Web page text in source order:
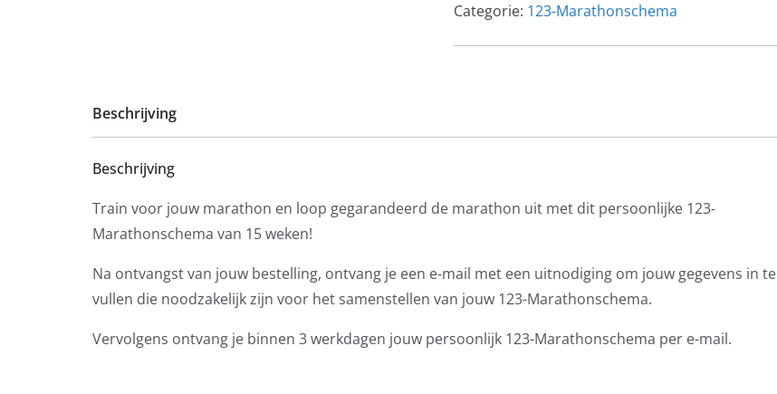
Categorie: 123-Marathonschema
Beschrijving
Beschrijving
Train voor jouw marathon en loop gegarandeerd de marathon uit met dit persoonlijke 123-
Marathonschema van 15 weken!
Na ontvangst van jouw bestelling, ontvang je een e-mail met een uitnodiging om jouw gegevens in te
vullen die noodzakelijk zijn voor het samenstellen van jouw 123-Marathonschema.
Vervolgens ontvang je binnen 3 werkdagen jouw persoonlijk 123-Marathonschema per e-mail.